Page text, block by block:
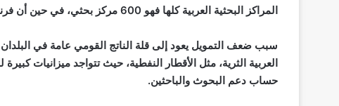
المراكز البحثية العربية كلها فهو 600 مركز بحثي، في حين أن فرنسا وحدها فيها 1500 مركز بحثي.
سبب ضعف التمويل يعود إلى قلة الناتج القومي عامة في البلدان
العربية الثرية، مثل الأقطار النفطية، حيث تتواجد ميزانيات
حساب دعم البحوث والباحثين.